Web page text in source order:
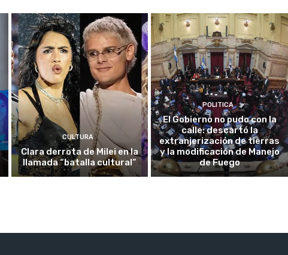
CULTURA
Clara derrota de Milei en la
llamada “batalla cultural”
POLITICA
El Gobierno no pudo con la
calle: descartó la
extranjerización de tierras
y la modificación de Manejo
de Fuego